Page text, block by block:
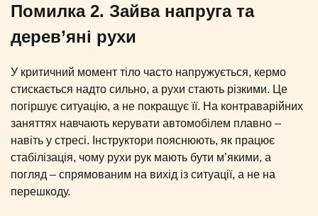
Помилка 2. Зайва напруга та
дерев’яні рухи
У критичний момент тіло часто напружується, кермо
стискається надто сильно, а рухи стають різкими. Це
погіршує ситуацію, а не покращує її. На контраварійних
заняттях навчають керувати автомобілем плавно –
навіть у стресі. Інструктори пояснюють, як працює
стабілізація, чому рухи рук мають бути м’якими, а
погляд – спрямованим на вихід із ситуації, а не на
перешкоду.